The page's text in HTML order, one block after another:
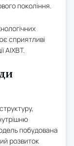
покоління.
сприятливі
AIXBT.
побудована
розвиток